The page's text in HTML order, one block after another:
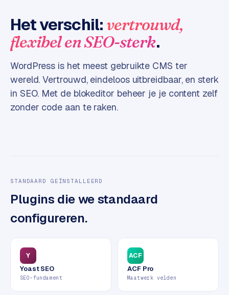
r
d
r
e
s
s
w
e
M
a
t
w
e
r
k
Het verschil: vertrouwd,
flexibel en SEO-sterk.
WordPress is het meest gebruikte CMS ter
wereld. Vertrouwd, eindeloos uitbreidbaar, en sterk
in SEO. Met de blokeditor beheer je je content zelf
zonder code aan te raken.
STANDAARD GEÏNSTALLEERD
Plugins die we standaard
configureren.
Y
Yoast SEO
SEO-fundament
ACF
ACF Pro
Maatwerk velden